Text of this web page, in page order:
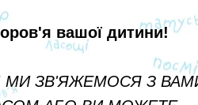
вашої дитини!
МИ ЗВ'ЯЖЕМОСЯ З